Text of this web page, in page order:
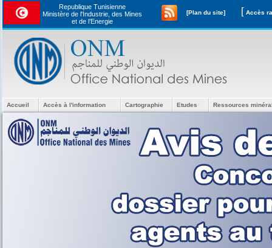
Republique Tunisienne
Ministère de l'Industrie, des Mines
et de l’Energie
[Plan du site] [
Accueil Accès à l'information Cartographie Etudes Ressources